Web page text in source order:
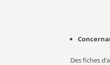
Des fiches